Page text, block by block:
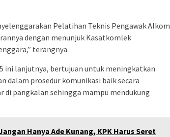
Pelatihan Teknis Pengawak Alkom
dengan menunjuk Kasatkomlek
terangnya.
ini lanjutnya, bertujuan untuk meningkatkan
dalam prosedur komunikasi baik secara
pangkalan sehingga mampu mendukung
Hanya Ade Kunang, KPK Harus Seret